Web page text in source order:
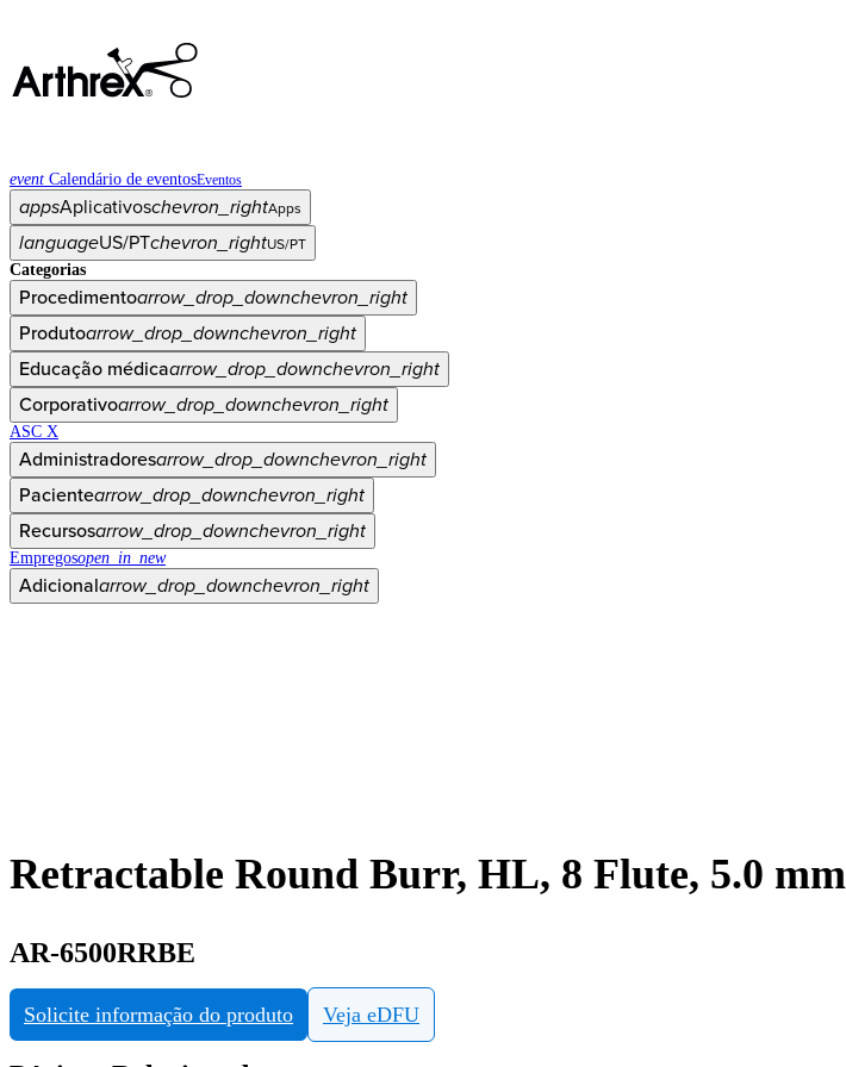
event Calendário de eventosEventos
appsAplicativoschevron_rightApps
languageUS/PTchevron_rightUS/PT
Categorias
Procedimentoarrow_drop_downchevron_right
Produtoarrow_drop_downchevron_right
Educação médicaarrow_drop_downchevron_right
Corporativoarrow_drop_downchevron_right
ASC X
Administradoresarrow_drop_downchevron_right
Pacientearrow_drop_downchevron_right
Recursosarrow_drop_downchevron_right
Empregosopen_in_new
Adicionalarrow_drop_downchevron_right
Retractable Round Burr, HL, 8 Flute, 5.0 mm
AR-6500RRBE
Solicite informação do produto Veja eDFU